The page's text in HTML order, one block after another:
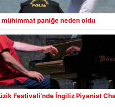
paniğe neden oldu
Festivali’nde İngiliz Piyanist